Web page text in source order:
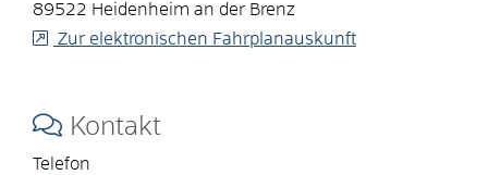
89522 Heidenheim an der Brenz
Zur elektronischen Fahrplanauskunft
Kontakt
Telefon